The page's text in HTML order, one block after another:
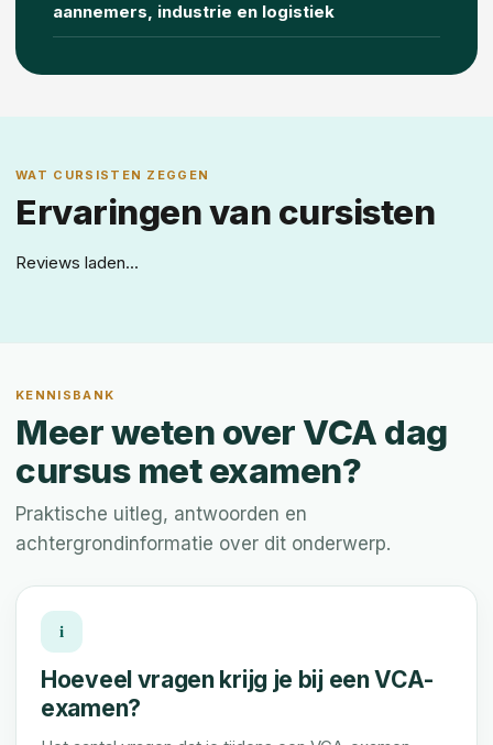
aannemers, industrie en logistiek
WAT CURSISTEN ZEGGEN
Ervaringen van cursisten
Reviews laden...
KENNISBANK
Meer weten over VCA dag
cursus met examen?
Praktische uitleg, antwoorden en
achtergrondinformatie over dit onderwerp.
i
Hoeveel vragen krijg je bij een VCA-
examen?